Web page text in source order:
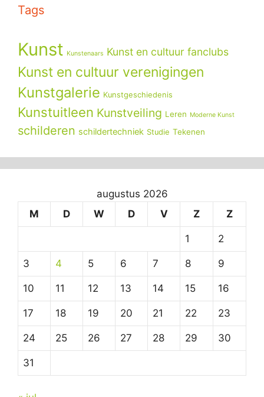
Tags
Kunst Kunstenaars Kunst en cultuur fanclubs
Kunst en cultuur verenigingen
Kunstgalerie Kunstgeschiedenis
Kunstuitleen Kunstveiling Leren Moderne Kunst
schilderen schildertechniek Studie Tekenen
augustus 2026
M
D W D V Z Z
1 2
3 4 5 6 7 8 9
10 11 12 13 14 15 16
17 18 19 20 21 22 23
24 25 26 27 28 29 30
31